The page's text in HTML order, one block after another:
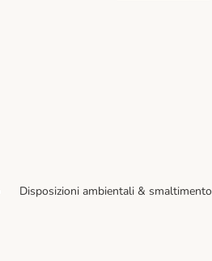
Disposizioni ambientali & smaltimento